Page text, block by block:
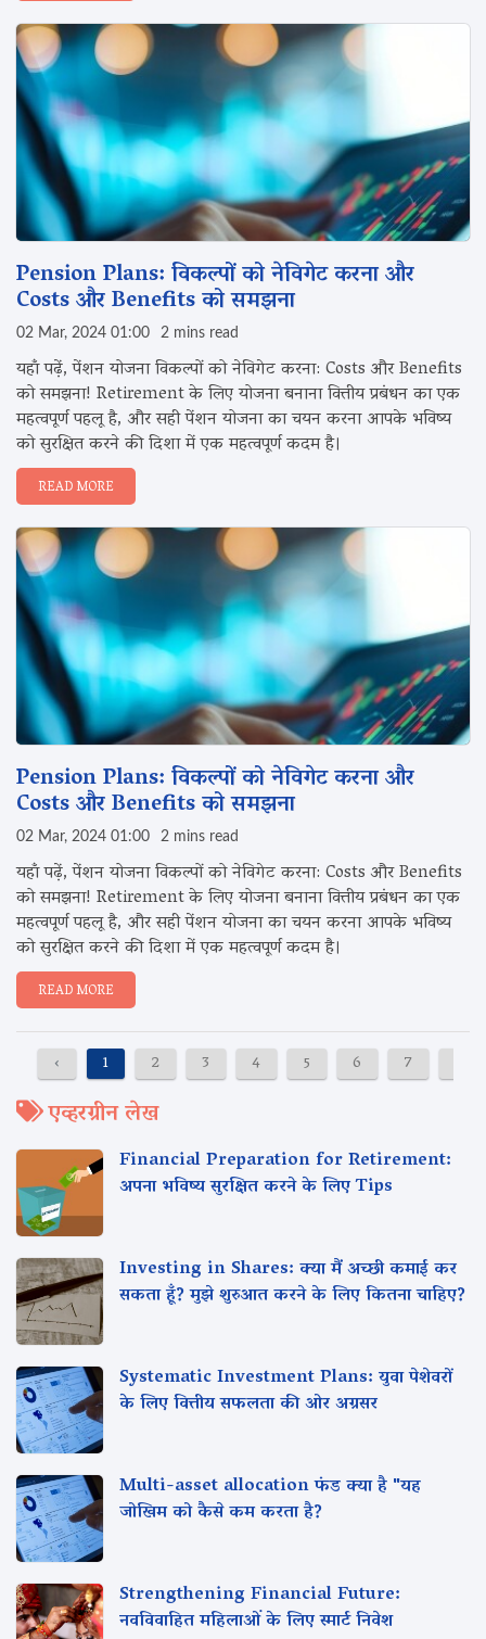
Pension Plans: विकल्पों को नेविगेट करना और‌
Costs और Benefits को समझना
02 Mar, 2024 01:00 2 mins read
यहाँ पढ़ें, पेंशन योजना विकल्पों को नेविगेट करना: Costs और Benefits
को समझना! Retirement के लिए योजना बनाना वित्तीय प्रबंधन का एक
महत्वपूर्ण पहलू है, और सही पेंशन योजना का चयन करना आपके भविष्य
को सुरक्षित करने की दिशा में एक महत्वपूर्ण कदम है।
READ MORE
Pension Plans: विकल्पों को नेविगेट करना और‌
Costs और Benefits को समझना
02 Mar, 2024 01:00 2 mins read
यहाँ पढ़ें, पेंशन योजना विकल्पों को नेविगेट करना: Costs और Benefits
को समझना! Retirement के लिए योजना बनाना वित्तीय प्रबंधन का एक
महत्वपूर्ण पहलू है, और सही पेंशन योजना का चयन करना आपके भविष्य
को सुरक्षित करने की दिशा में एक महत्वपूर्ण कदम है।
READ MORE
‹ 1 2 3 4 5 6 7
एव्हरग्रीन लेख
Financial Preparation for Retirement:
अपना भविष्य सुरक्षित करने के लिए Tips
Investing in Shares: क्या मैं अच्छी कमाई कर
सकता हूँ? मुझे शुरुआत करने के लिए कितना चाहिए?
Systematic Investment Plans: युवा पेशेवरों
के लिए वित्तीय सफलता की ओर अग्रसर
Multi-asset allocation फंड क्या है "यह
जोखिम को कैसे कम करता है?
Strengthening Financial Future:
नवविवाहित महिलाओं के लिए स्मार्ट निवेश